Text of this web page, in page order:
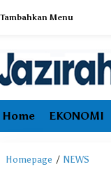
Tambahkan Menu
Home EKONOMI
Homepage / NEWS